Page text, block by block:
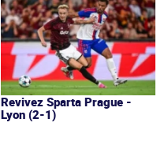
Revivez Sparta Prague -
Lyon (2-1)